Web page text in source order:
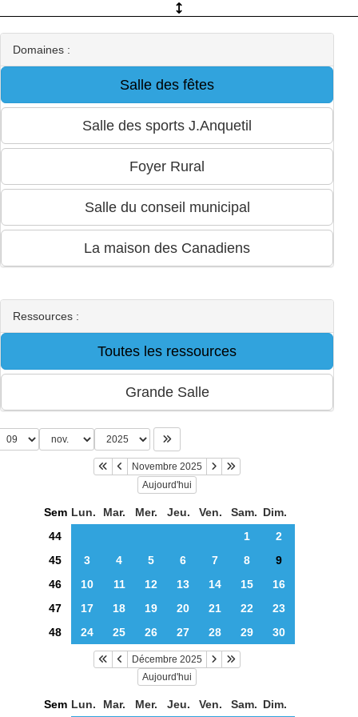
Domaines :
Ressources :
Novembre 2025
Aujourd'hui
Sem Lun. Mar. Mer. Jeu. Ven. Sam. Dim.
44
1
2
45
3 4 5 6 7 8
9
46
10 11 12 13 14 15
16
47
17 18 19 20 21 22
23
48
24 25 26 27 28 29 30
Décembre 2025
Aujourd'hui
Sem Lun. Mar. Mer. Jeu. Ven. Sam. Dim.